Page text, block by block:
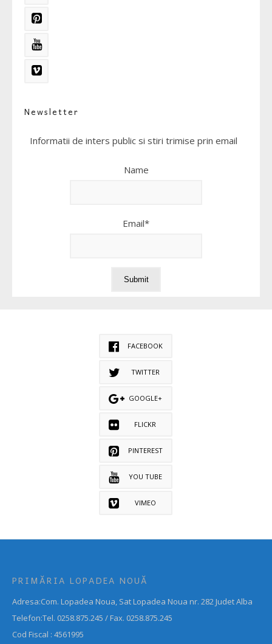
Newsletter
Informatii de inters public si stiri trimise prin email
Name
Email*
FACEBOOK
TWITTER
GOOGLE+
FLICKR
PINTEREST
YOU TUBE
VIMEO
PRIMĂRIA LOPADEA NOUĂ
Adresa:Com. Lopadea Noua, Sat Lopadea Noua nr. 282 Judet Alba
Telefon:Tel. 0258.875.245 / Fax. 0258.875.245
Cod Fiscal : 4561995